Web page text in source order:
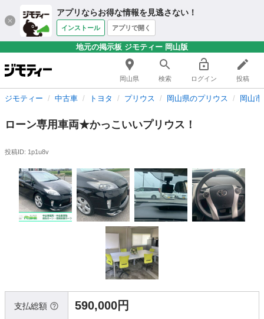
アプリならお得な情報を見逃さない！
インストール アプリで開く
地元の掲示板 ジモティー 岡山版
岡山県 検索 ログイン 投稿
ジモティー 中古車 トヨタ プリウス 岡山県のプリウス 岡山
ローン専用車両★かっこいいプリウス！
投稿ID: 1p1u8v
支払総額 590,000円